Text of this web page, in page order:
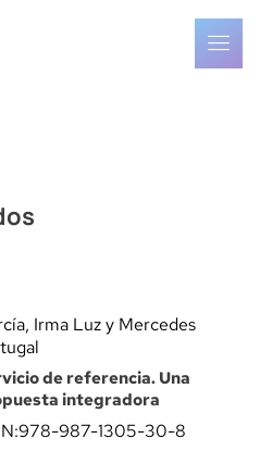
Irma Luz y Mercedes
de referencia. Una
integradora
978-987-1305-30-8